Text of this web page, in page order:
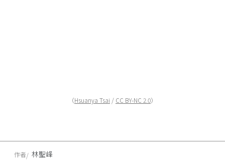
（Hsuanya Tsai / CC BY-NC 2.0）
作者 林聖峰